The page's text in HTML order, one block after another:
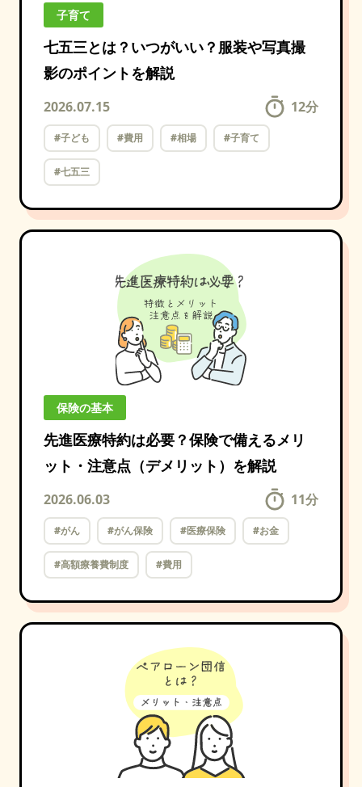
子育て
七五三とは？いつがいい？服装や写真撮
影のポイントを解説
2026.07.15 12分
#子ども #費用 #相場 #子育て
#七五三
保険の基本
先進医療特約は必要？保険で備えるメリ
ット・注意点（デメリット）を解説
2026.06.03 11分
#がん #がん保険 #医療保険 #お金
#高額療養費制度 #費用